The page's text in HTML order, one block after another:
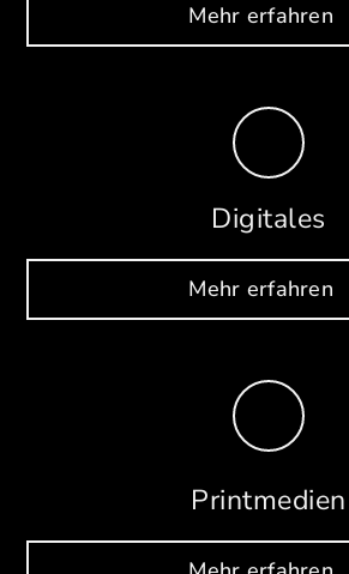
Mehr erfahren
Digitales
Mehr erfahren
Printmedien